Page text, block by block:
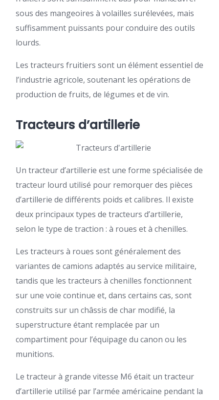
sous des mangeoires à volailles surélevées, mais
suffisamment puissants pour conduire des outils
lourds.
Les tracteurs fruitiers sont un élément essentiel de
l’industrie agricole, soutenant les opérations de
production de fruits, de légumes et de vin.
Tracteurs d’artillerie
Un tracteur d’artillerie est une forme spécialisée de
tracteur lourd utilisé pour remorquer des pièces
d’artillerie de différents poids et calibres. Il existe
deux principaux types de tracteurs d’artillerie,
selon le type de traction : à roues et à chenilles.
Les tracteurs à roues sont généralement des
variantes de camions adaptés au service militaire,
tandis que les tracteurs à chenilles fonctionnent
sur une voie continue et, dans certains cas, sont
construits sur un châssis de char modifié, la
superstructure étant remplacée par un
compartiment pour l’équipage du canon ou les
munitions.
Le tracteur à grande vitesse M6 était un tracteur
d’artillerie utilisé par l’armée américaine pendant la